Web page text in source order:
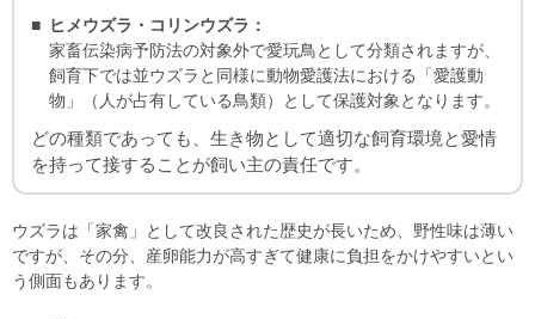
ヒメウズラ・コリンウズラ：
家畜伝染病予防法の対象外で愛玩鳥として分類されますが、
飼育下では並ウズラと同様に動物愛護法における「愛護動
物」（人が占有している鳥類）として保護対象となります。
どの種類であっても、生き物として適切な飼育環境と愛情
を持って接することが飼い主の責任です。
ウズラは「家禽」として改良された歴史が長いため、野性味は薄い
ですが、その分、産卵能力が高すぎて健康に負担をかけやすいとい
う側面もあります。